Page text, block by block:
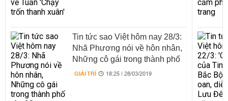
Tin tức sao Việt hôm nay 28/3:
Nhã Phương nói về hôn nhân,
Những cô gái trong thành phố
tập 28
GIẢI TRÍ 18:25 | 28/03/2019